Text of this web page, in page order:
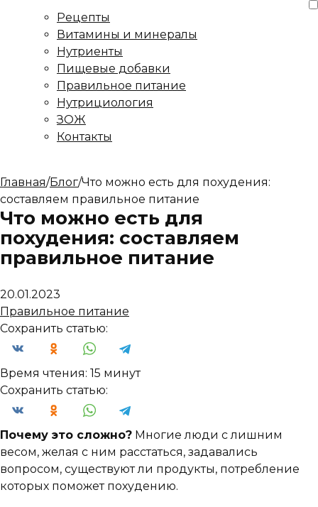
Рецепты
Витамины и минералы
Нутриенты
Пищевые добавки
Правильное питание
Нутрициология
ЗОЖ
Контакты
Главная/Блог/Что можно есть для похудения:
составляем правильное питание
Что можно есть для
похудения: составляем
правильное питание
20.01.2023
Правильное питание
Сохранить статью:
Время чтения: 15 минут
Сохранить статью:
Почему это сложно? Многие люди с лишним
весом, желая с ним расстаться, задавались
вопросом, существуют ли продукты, потребление
которых поможет похудению.